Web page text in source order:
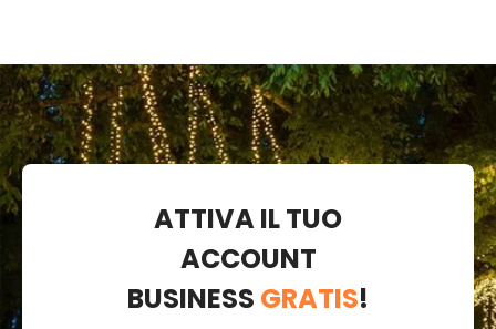
ATTIVA IL TUO
ACCOUNT
BUSINESS GRATIS!